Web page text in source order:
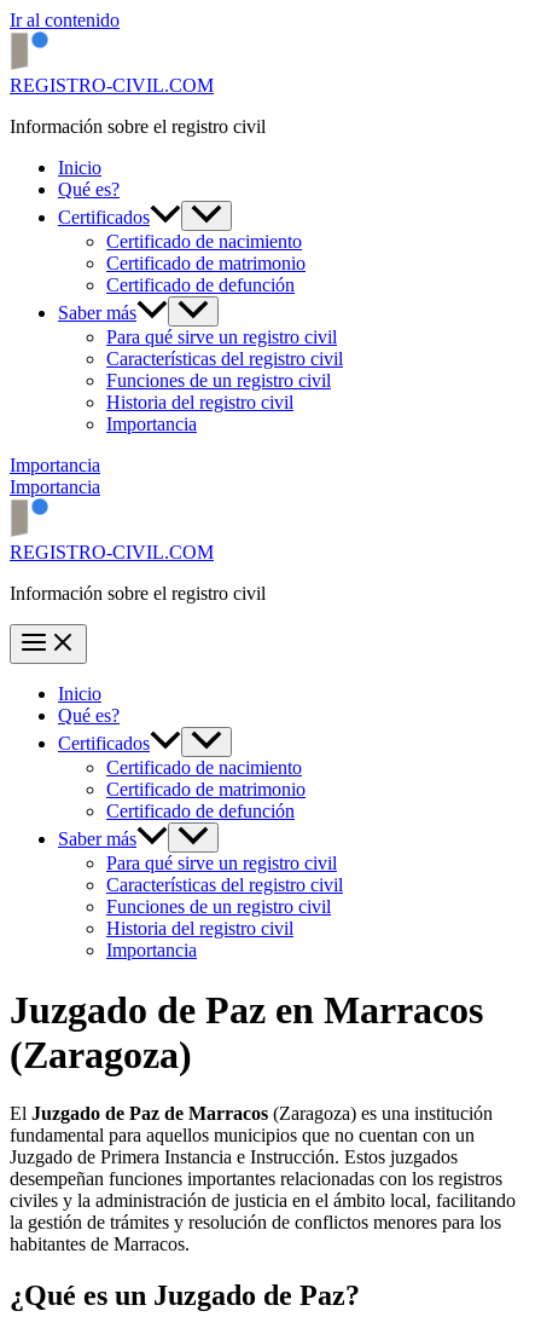
Ir al contenido
REGISTRO-CIVIL.COM
Información sobre el registro civil
Inicio
Qué es?
Certificados
Certificado de nacimiento
Certificado de matrimonio
Certificado de defunción
Saber más
Para qué sirve un registro civil
Características del registro civil
Funciones de un registro civil
Historia del registro civil
Importancia
Importancia
Importancia
REGISTRO-CIVIL.COM
Información sobre el registro civil
Inicio
Qué es?
Certificados
Certificado de nacimiento
Certificado de matrimonio
Certificado de defunción
Saber más
Para qué sirve un registro civil
Características del registro civil
Funciones de un registro civil
Historia del registro civil
Importancia
Juzgado de Paz en Marracos
(Zaragoza)
El Juzgado de Paz de Marracos (Zaragoza) es una institución
fundamental para aquellos municipios que no cuentan con un
Juzgado de Primera Instancia e Instrucción. Estos juzgados
desempeñan funciones importantes relacionadas con los registros
civiles y la administración de justicia en el ámbito local, facilitando
la gestión de trámites y resolución de conflictos menores para los
habitantes de Marracos.
¿Qué es un Juzgado de Paz?